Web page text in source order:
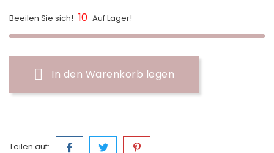
Beeilen Sie sich! 10 Auf Lager!
In den Warenkorb legen
Teilen auf: